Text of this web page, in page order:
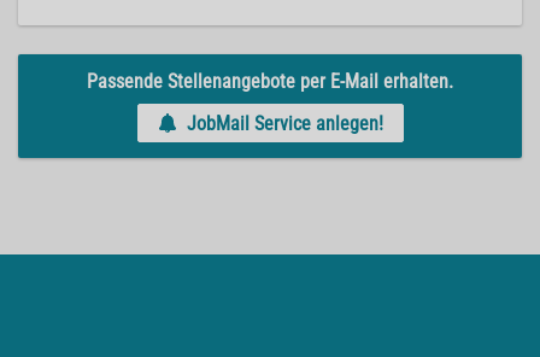
Passende Stellenangebote per E-Mail erhalten.
JobMail Service anlegen!